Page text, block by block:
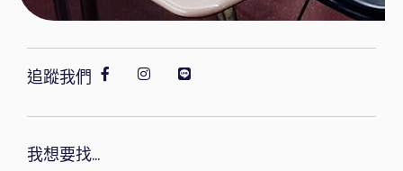
追蹤我們
我想要找...